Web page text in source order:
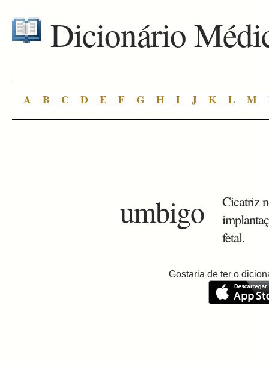
Dicionário
A B C D E F G H I J K L M
umbigo
Cicatriz
fetal.
Gostaria de ter o